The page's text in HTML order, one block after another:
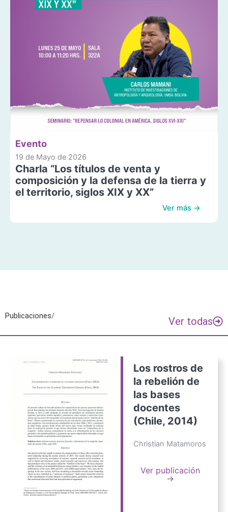
Evento
19 de Mayo de 2026
Charla “Los títulos de venta y
composición y la defensa de la tierra y
el territorio, siglos XIX y XX”
Ver más →
Publicaciones/ Ver todas
Los rostros de
la rebelión de
las bases
docentes
(Chile, 2014)
Christian Matamoros
Ver publicación
→